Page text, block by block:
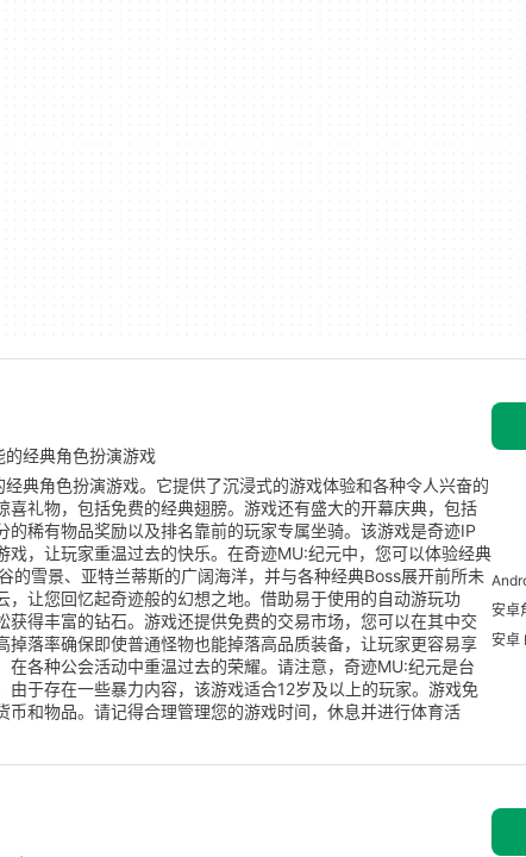
经典角色扮演游戏
典角色扮演游戏。它提供了沉浸式的游戏体验和各种令人兴奋的
喜礼物，包括免费的经典翅膀。游戏还有盛大的开幕庆典，包括
的稀有物品奖励以及排名靠前的玩家专属坐骑。该游戏是奇迹IP
戏，让玩家重温过去的快乐。在奇迹MU:纪元中，您可以体验经典
的雪景、亚特兰蒂斯的广阔海洋，并与各种经典Boss展开前所未
，让您回忆起奇迹般的幻想之地。借助易于使用的自动游玩功
获得丰富的钻石。游戏还提供免费的交易市场，您可以在其中交
掉落率确保即使普通怪物也能掉落高品质装备，让玩家更容易享
在各种公会活动中重温过去的荣耀。请注意，奇迹MU:纪元是台
由于存在一些暴力内容，该游戏适合12岁及以上的玩家。游戏免
币和物品。请记得合理管理您的游戏时间，休息并进行体育活
安卓
安卓